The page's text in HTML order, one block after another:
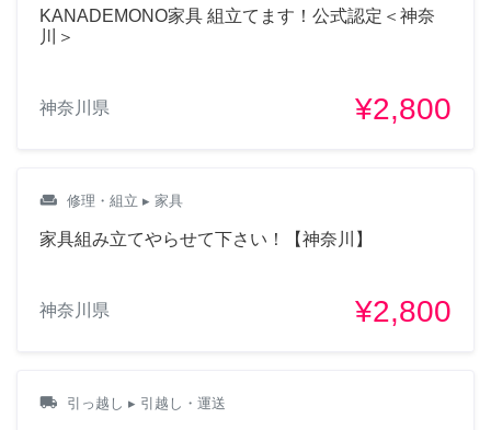
KANADEMONO家具 組立てます！公式認定＜神奈
川＞
神奈川県 ¥2,800
weekend 修理・組立 ▸ 家具
家具組み立てやらせて下さい！【神奈川】
神奈川県 ¥2,800
local_shipping 引っ越し ▸ 引越し・運送